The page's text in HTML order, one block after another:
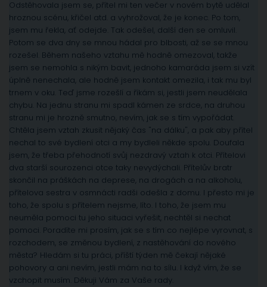
Odstěhovala jsem se, přítel mi ten večer v novém bytě udělal
hroznou scénu, křičel atd. a vyhrožoval, že je konec. Po tom,
jsem mu řekla, ať odejde. Tak odešel, další den se omluvil.
Potom se dva dny se mnou hádal pro blbosti, až se se mnou
rozešel. Během našeho vztahu mě hodně omezoval, takže
jsem se nemohla s nikým bavit, jednoho kamaráda jsem si vzít
úplně nenechala, ale hodně jsem kontakt omezila, i tak mu byl
trnem v oku. Teď jsme rozešlí a říkám si, jestli jsem neudělala
chybu. Na jednu stranu mi spadl kámen ze srdce, na druhou
stranu mi je hrozně smutno, nevím, jak se s tím vypořádat.
Chtěla jsem vztah zkusit nějaký čas "na dálku", a pak aby přítel
nechal to své bydlení otci a my bydleli někde spolu. Doufala
jsem, že třeba přehodnotí svůj nezdravý vztah k otci. Přítelovi
dva starší sourozenci otce taky nevydýchali. Přítelův bratr
skončil na práškách na deprese, na drogách a na alkoholu,
přítelova sestra v osmnácti radši odešla z domu. I přesto mi je
toho, že spolu s přítelem nejsme, líto. I toho, že jsem mu
neuměla pomoci tu jeho situaci vyřešit, nechtěl si nechat
pomoci. Poradíte mi prosím, jak se s tím co nejlépe vyrovnat, s
rozchodem, se změnou bydlení, z nastěhování do nového
města? Hledám si tu práci, příští týden mě čekají nějaké
pohovory a ani nevím, jestli mám na to sílu. I když vím, že se
vzchopit musím. Děkuji Vám za Vaše rady.